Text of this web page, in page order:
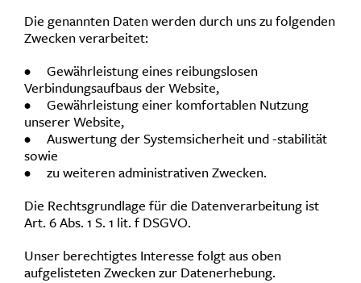
Die genannten Daten werden durch uns zu folgenden
Zwecken verarbeitet:
• Gewährleistung eines reibungslosen
Verbindungsaufbaus der Website,
• Gewährleistung einer komfortablen Nutzung
unserer Website,
• Auswertung der Systemsicherheit und -stabilität
sowie
• zu weiteren administrativen Zwecken.
Die Rechtsgrundlage für die Datenverarbeitung ist
Art. 6 Abs. 1 S. 1 lit. f DSGVO.
Unser berechtigtes Interesse folgt aus oben
aufgelisteten Zwecken zur Datenerhebung.